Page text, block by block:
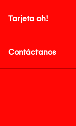
Tarjeta oh!
Contáctanos